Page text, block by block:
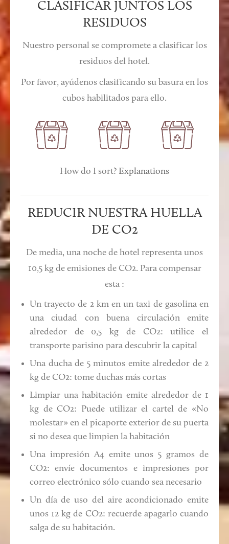
CLASIFICAR JUNTOS LOS
RESIDUOS
Nuestro personal se compromete a clasificar los
residuos del hotel.
Por favor, ayúdenos clasificando su basura en los
cubos habilitados para ello.
How do I sort? Explanations
REDUCIR NUESTRA HUELLA
DE CO2
De media, una noche de hotel representa unos
10,5 kg de emisiones de CO2. Para compensar
esta :
Un trayecto de 2 km en un taxi de gasolina en
una ciudad con buena circulación emite
alrededor de 0,5 kg de CO2: utilice el
transporte parisino para descubrir la capital
Una ducha de 5 minutos emite alrededor de 2
kg de CO2: tome duchas más cortas
Limpiar una habitación emite alrededor de 1
kg de CO2: Puede utilizar el cartel de «No
molestar» en el picaporte exterior de su puerta
si no desea que limpien la habitación
Una impresión A4 emite unos 5 gramos de
CO2: envíe documentos e impresiones por
correo electrónico sólo cuando sea necesario
Un día de uso del aire acondicionado emite
unos 12 kg de CO2: recuerde apagarlo cuando
salga de su habitación.